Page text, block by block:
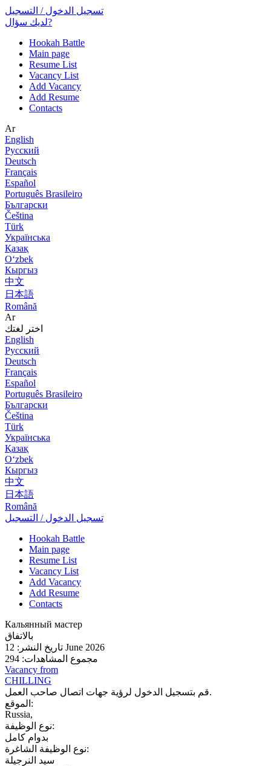
تسجيل الدخول / التسجيل
لديك سؤال?
Hookah Battle
Main page
Resume List
Vacancy List
Add Vacancy
Add Resume
Contacts
Ar
English
Русский
Deutsch
Français
Español
Português Brasileiro
Български
Čeština
Türk
Українська
Қазақ
Оʻzbek
Кыргыз
中文
日本語
Română
Ar
اختر لغتك
English
Русский
Deutsch
Français
Español
Português Brasileiro
Български
Čeština
Türk
Українська
Қазақ
Оʻzbek
Кыргыз
中文
日本語
Română
تسجيل الدخول / التسجيل
Hookah Battle
Main page
Resume List
Vacancy List
Add Vacancy
Add Resume
Contacts
Кальянный мастер
بالاتفاق
تاريخ النشر: 12 June 2026
مجموع المشاهدات: 294
Vacancy from
CHILLING
قم بتسجيل الدخول لرؤية جهات اتصال صاحب العمل.
الموقع:
Russia,
نوع الوظيفة:
بدوام كامل
نوع الوظيفة الشاغرة:
سيد النرجيلة